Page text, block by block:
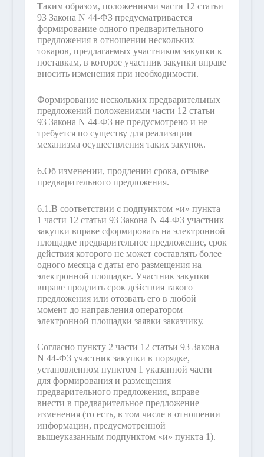
Таким образом, положениями части 12 статьи
93 Закона N 44-ФЗ предусматривается
формирование одного предварительного
предложения в отношении нескольких
товаров, предлагаемых участником закупки к
поставкам, в которое участник закупки вправе
вносить изменения при необходимости.
Формирование нескольких предварительных
предложений положениями части 12 статьи
93 Закона N 44-ФЗ не предусмотрено и не
требуется по существу для реализации
механизма осуществления таких закупок.
6.Об изменении, продлении срока, отзыве
предварительного предложения.
6.1.В соответствии с подпунктом «и» пункта
1 части 12 статьи 93 Закона N 44-ФЗ участник
закупки вправе сформировать на электронной
площадке предварительное предложение, срок
действия которого не может составлять более
одного месяца с даты его размещения на
электронной площадке. Участник закупки
вправе продлить срок действия такого
предложения или отозвать его в любой
момент до направления оператором
электронной площадки заявки заказчику.
Согласно пункту 2 части 12 статьи 93 Закона
N 44-ФЗ участник закупки в порядке,
установленном пунктом 1 указанной части
для формирования и размещения
предварительного предложения, вправе
внести в предварительное предложение
изменения (то есть, в том числе в отношении
информации, предусмотренной
вышеуказанным подпунктом «и» пункта 1).